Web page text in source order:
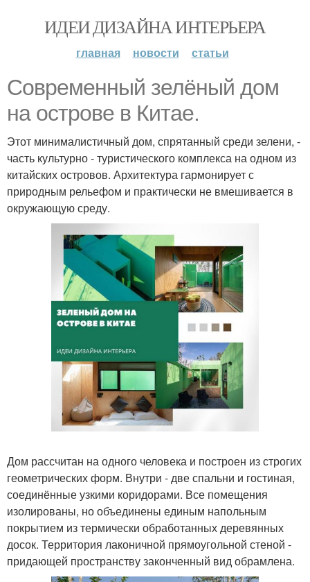
ИДЕИ ДИЗАЙНА ИНТЕРЬЕРА
главная новости статьи
Современный зелёный дом
на острове в Китае.
Этот минималистичный дом, спрятанный среди зелени, -
часть культурно - туристического комплекса на одном из
китайских островов. Архитектура гармонирует с
природным рельефом и практически не вмешивается в
окружающую среду.
Дом рассчитан на одного человека и построен из строгих
геометрических форм. Внутри - две спальни и гостиная,
соединённые узкими коридорами. Все помещения
изолированы, но объединены единым напольным
покрытием из термически обработанных деревянных
досок. Территория лаконичной прямоугольной стеной -
придающей пространству законченный вид обрамлена.